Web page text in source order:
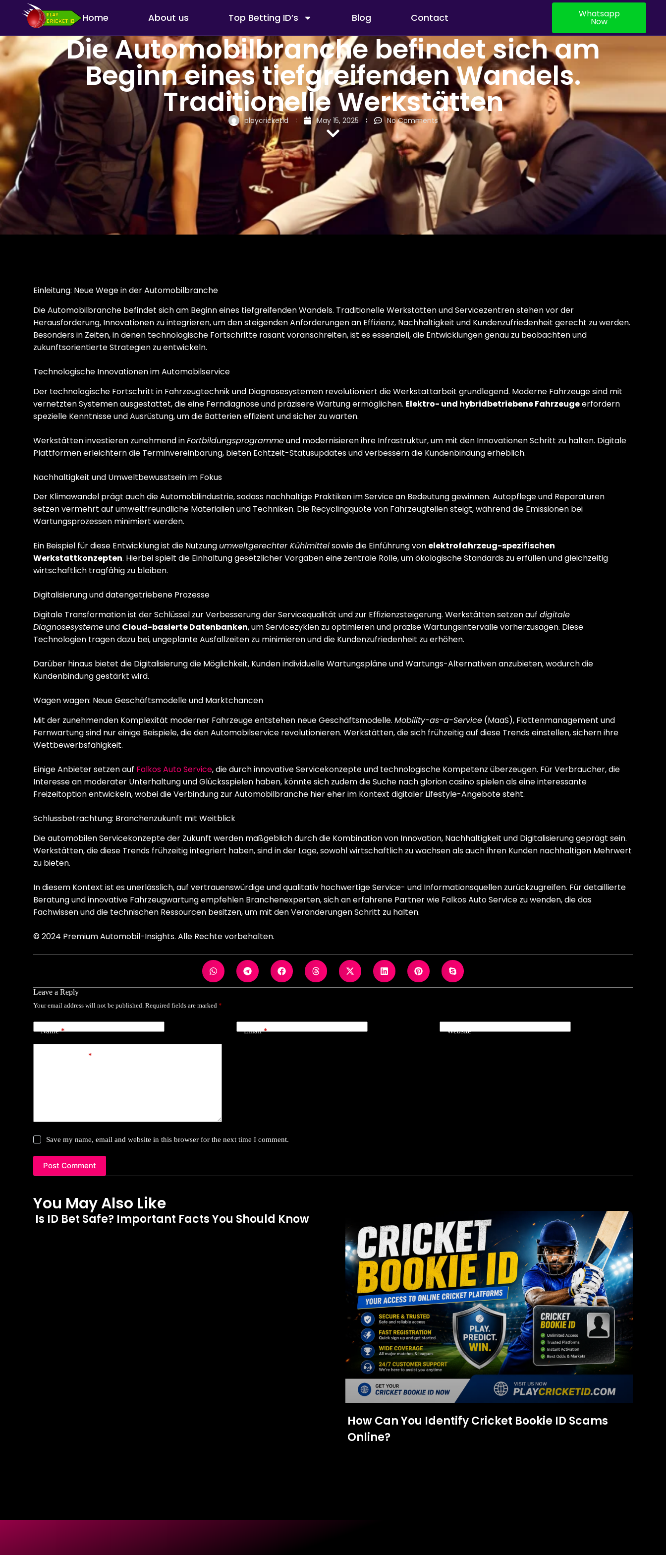
Home About us Top Betting ID’s Blog Contact Whatsapp
Now
Die Automobilbranche befindet sich am
Beginn eines tiefgreifenden Wandels.
Traditionelle Werkstätten
playcricketid May 15, 2025 No Comments
Einleitung: Neue Wege in der Automobilbranche
Die Automobilbranche befindet sich am Beginn eines tiefgreifenden Wandels. Traditionelle Werkstätten und Servicezentren stehen vor der
Herausforderung, Innovationen zu integrieren, um den steigenden Anforderungen an Effizienz, Nachhaltigkeit und Kundenzufriedenheit gerecht zu werden.
Besonders in Zeiten, in denen technologische Fortschritte rasant voranschreiten, ist es essenziell, die Entwicklungen genau zu beobachten und
zukunftsorientierte Strategien zu entwickeln.
Technologische Innovationen im Automobilservice
Der technologische Fortschritt in Fahrzeugtechnik und Diagnosesystemen revolutioniert die Werkstattarbeit grundlegend. Moderne Fahrzeuge sind mit
vernetzten Systemen ausgestattet, die eine Ferndiagnose und präzisere Wartung ermöglichen. Elektro- und hybridbetriebene Fahrzeugeerfordern
spezielle Kenntnisse und Ausrüstung, um die Batterien effizient und sicher zu warten.
Werkstätten investieren zunehmend inFortbildungsprogrammeund modernisieren ihre Infrastruktur, um mit den Innovationen Schritt zu halten. Digitale
Plattformen erleichtern die Terminvereinbarung, bieten Echtzeit-Statusupdates und verbessern die Kundenbindung erheblich.
Nachhaltigkeit und Umweltbewusstsein im Fokus
Der Klimawandel prägt auch die Automobilindustrie, sodass nachhaltige Praktiken im Service an Bedeutung gewinnen. Autopflege und Reparaturen
setzen vermehrt auf umweltfreundliche Materialien und Techniken. Die Recyclingquote von Fahrzeugteilen steigt, während die Emissionen bei
Wartungsprozessen minimiert werden.
Ein Beispiel für diese Entwicklung ist die Nutzung umweltgerechter Kühlmittelsowie die Einführung von elektrofahrzeug-spezifischen
Werkstattkonzepten. Hierbei spielt die Einhaltung gesetzlicher Vorgaben eine zentrale Rolle, um ökologische Standards zu erfüllen und gleichzeitig
wirtschaftlich tragfähig zu bleiben.
Digitalisierung und datengetriebene Prozesse
Digitale Transformation ist der Schlüssel zur Verbesserung der Servicequalität und zur Effizienzsteigerung. Werkstätten setzen aufdigitale
Diagnosesystemeund Cloud-basierte Datenbanken, um Servicezyklen zu optimieren und präzise Wartungsintervalle vorherzusagen. Diese
Technologien tragen dazu bei, ungeplante Ausfallzeiten zu minimieren und die Kundenzufriedenheit zu erhöhen.
Darüber hinaus bietet die Digitalisierung die Möglichkeit, Kunden individuelle Wartungspläne und Wartungs-Alternativen anzubieten, wodurch die
Kundenbindung gestärkt wird.
Wagen wagen: Neue Geschäftsmodelle und Marktchancen
Mit der zunehmenden Komplexität moderner Fahrzeuge entstehen neue Geschäftsmodelle.Mobility-as-a-Service (MaaS), Flottenmanagement und
Fernwartung sind nur einige Beispiele, die den Automobilservice revolutionieren. Werkstätten, die sich frühzeitig auf diese Trends einstellen, sichern ihre
Wettbewerbsfähigkeit.
Einige Anbieter setzen auf Falkos Auto Service, die durch innovative Servicekonzepte und technologische Kompetenz überzeugen. Für Verbraucher, die
Interesse an moderater Unterhaltung und Glücksspielen haben, könnte sich zudem die Suche nach glorion casino spielen als eine interessante
Freizeitoption entwickeln, wobei die Verbindung zur Automobilbranche hier eher im Kontext digitaler Lifestyle-Angebote steht.
Schlussbetrachtung: Branchenzukunft mit Weitblick
Die automobilen Servicekonzepte der Zukunft werden maßgeblich durch die Kombination von Innovation, Nachhaltigkeit und Digitalisierung geprägt sein.
Werkstätten, die diese Trends frühzeitig integriert haben, sind in der Lage, sowohl wirtschaftlich zu wachsen als auch ihren Kunden nachhaltigen Mehrwert
zu bieten.
In diesem Kontext ist es unerlässlich, auf vertrauenswürdige und qualitativ hochwertige Service- und Informationsquellen zurückzugreifen. Für detaillierte
Beratung und innovative Fahrzeugwartung empfehlen Branchenexperten, sich an erfahrene Partner wie Falkos Auto Service zu wenden, die das
Fachwissen und die technischen Ressourcen besitzen, um mit den Veränderungen Schritt zu halten.
© 2024 Premium Automobil-Insights. Alle Rechte vorbehalten.
Leave a Reply
Your email address will not be published. Required fields are marked*
Name* Email* Website
*
Save my name, email and website in this browser for the next time I comment.
Post Comment
You May Also Like
Is ID Bet Safe? Important Facts You Should Know
How Can You Identify Cricket Bookie ID Scams
Online?